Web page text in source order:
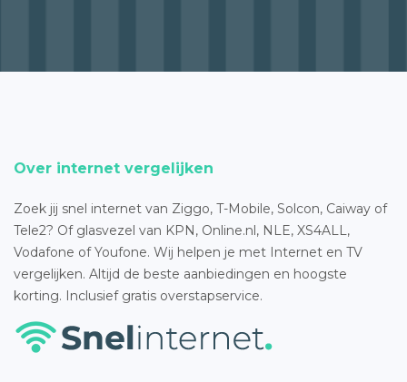
Over internet vergelijken
Zoek jij snel internet van Ziggo, T-Mobile, Solcon, Caiway of
Tele2? Of glasvezel van KPN, Online.nl, NLE, XS4ALL,
Vodafone of Youfone. Wij helpen je met Internet en TV
vergelijken. Altijd de beste aanbiedingen en hoogste
korting. Inclusief gratis overstapservice.